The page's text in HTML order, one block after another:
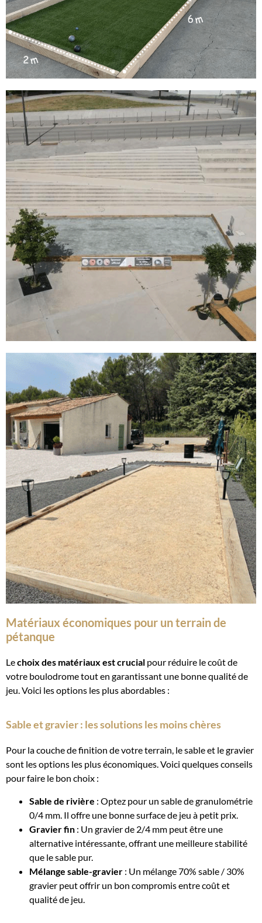
Matériaux économiques pour un terrain de
pétanque
Lechoix des matériaux est crucial pour réduire le coût de
votre boulodrome tout en garantissant une bonne qualité de
jeu. Voici les options les plus abordables :
Sable et gravier : les solutions les moins chères
Pour la couche de finition de votre terrain, le sable et le gravier
sont les options les plus économiques. Voici quelques conseils
pour faire le bon choix :
Sable de rivière : Optez pour un sable de granulométrie
0/4 mm. Il offre une bonne surface de jeu à petit prix.
Gravier fin : Un gravier de 2/4 mm peut être une
alternative intéressante, offrant une meilleure stabilité
que le sable pur.
Mélange sable-gravier : Un mélange 70% sable / 30%
gravier peut offrir un bon compromis entre coût et
qualité de jeu.